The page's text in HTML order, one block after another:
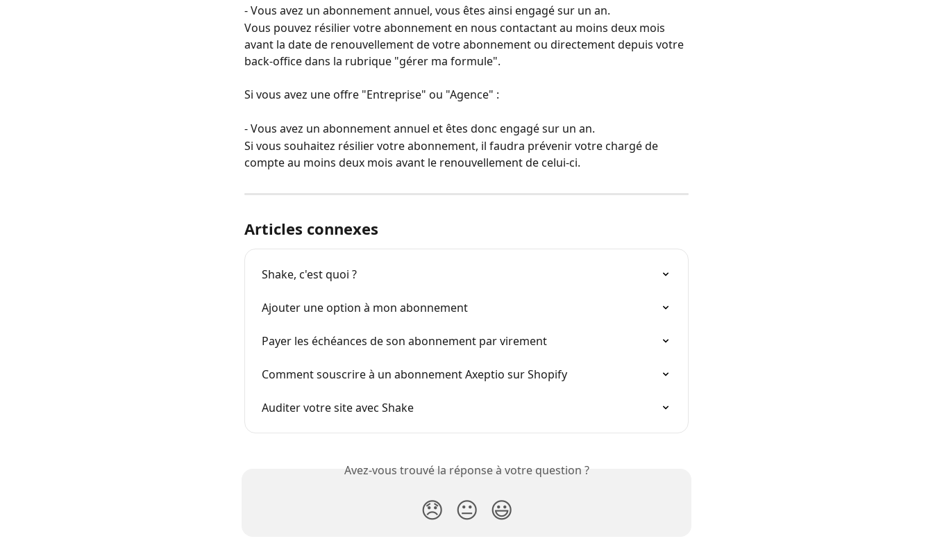
- Vous avez un abonnement annuel, vous êtes ainsi engagé sur un an.
Vous pouvez résilier votre abonnement en nous contactant au moins deux mois
avant la date de renouvellement de votre abonnement ou directement depuis votre
back-office dans la rubrique "gérer ma formule".
Si vous avez une offre "Entreprise" ou "Agence" :
- Vous avez un abonnement annuel et êtes donc engagé sur un an.
Si vous souhaitez résilier votre abonnement, il faudra prévenir votre chargé de
compte au moins deux mois avant le renouvellement de celui-ci.
Articles connexes
Shake, c'est quoi ?
Ajouter une option à mon abonnement
Payer les échéances de son abonnement par virement
Comment souscrire à un abonnement Axeptio sur Shopify
Auditer votre site avec Shake
Avez-vous trouvé la réponse à votre question ?
😞 😐 😃